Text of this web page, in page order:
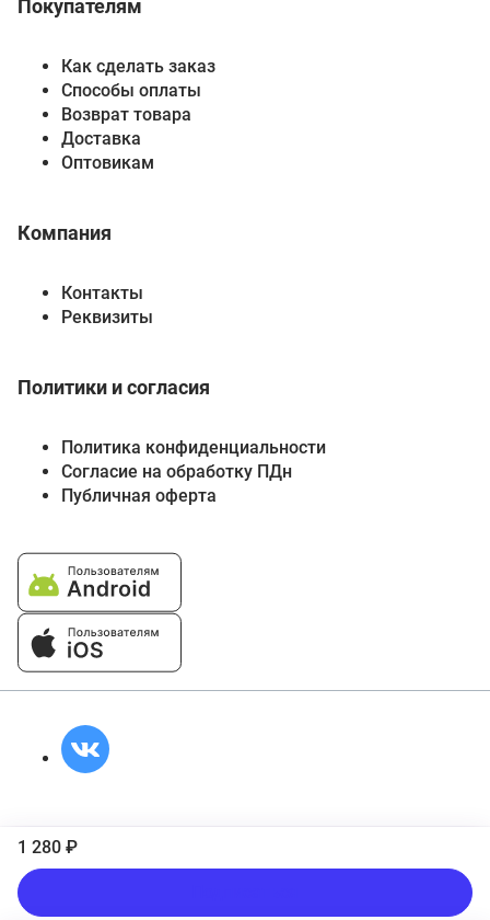
1 280 ₽
Покупателям
Как сделать заказ
Способы оплаты
Возврат товара
Доставка
Оптовикам
Компания
Контакты
Реквизиты
Политики и согласия
Политика конфиденциальности
Согласие на обработку ПДн
Публичная оферта